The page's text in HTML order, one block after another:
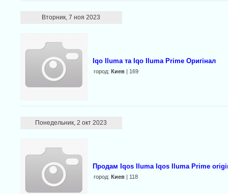
Вторник, 7 ноя 2023
Iqo Iluma та Iqo Iluma Prime Оригінал
город: Киев | 169
Понедельник, 2 окт 2023
Продам Iqos Iluma Iqos Iluma Prime
город: Киев | 118